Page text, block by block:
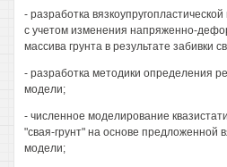
- разработка
с учетом изменения напряженно-
массива грунта в результате забивки
- разработка методики определения
модели;
- численное моделирование
"свая-грунт" на основе предложенной
модели;